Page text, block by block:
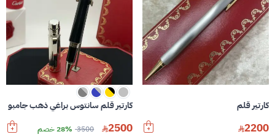
كارتير قلم
2200
كارتير قلم سانتوس براغي ذهب جامبو
2500
3500 28% خصم